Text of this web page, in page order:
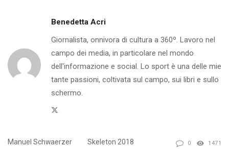
Benedetta Acri
Giornalista, onnivora di cultura a 360º. Lavoro nel
campo dei media, in particolare nel mondo
dell'informazione e social. Lo sport è una delle mie
tante passioni, coltivata sul campo, sui libri e sullo
schermo.
Manuel Schwaerzer
Skeleton 2018
0 1471